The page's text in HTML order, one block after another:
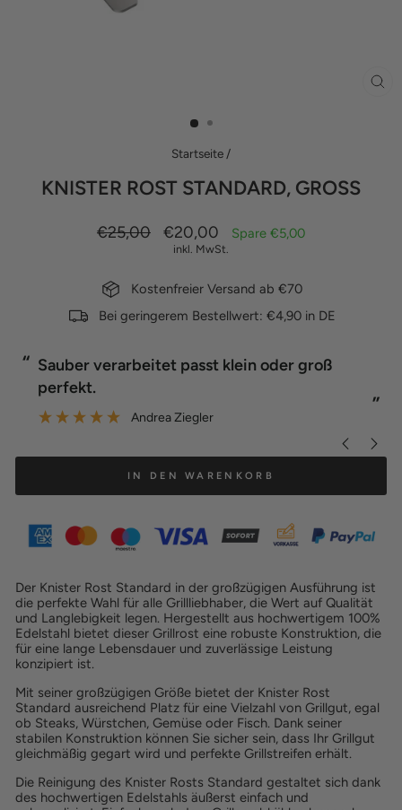
Startseite /
KNISTER ROST STANDARD, GROSS
Normaler
€25,00 Sonderpreis
€20,00 Spare €5,00
inkl. MwSt.
Kostenfreier Versand ab €70
Bei geringerem Bestellwert: €4,90 in DE
“
”
Sauber verarbeitet passt klein oder groß
perfekt.
Andrea Ziegler
IN DEN WARENKORB
Der Knister Rost Standard in der großzügigen Ausführung ist
die perfekte Wahl für alle Grillliebhaber, die Wert auf Qualität
und Langlebigkeit legen. Hergestellt aus hochwertigem 100%
Edelstahl bietet dieser Grillrost eine robuste Konstruktion, die
für eine lange Lebensdauer und zuverlässige Leistung
konzipiert ist.
Mit seiner großzügigen Größe bietet der Knister Rost
Standard ausreichend Platz für eine Vielzahl von Grillgut, egal
ob Steaks, Würstchen, Gemüse oder Fisch. Dank seiner
stabilen Konstruktion können Sie sicher sein, dass Ihr Grillgut
gleichmäßig gegart wird und perfekte Grillstreifen erhält.
Die Reinigung des Knister Rosts Standard gestaltet sich dank
des hochwertigen Edelstahls äußerst einfach und